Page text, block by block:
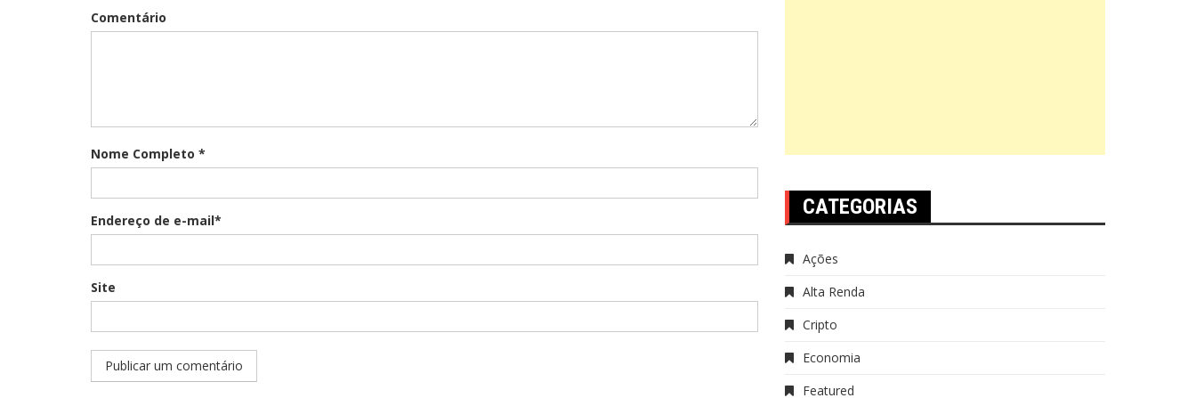
Comentário
Nome Completo *
Endereço de e-mail*
Site
CATEGORIAS
Ações
Alta Renda
Cripto
Economia
Featured